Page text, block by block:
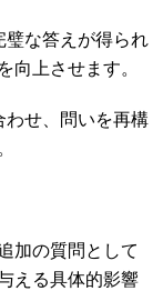
璧な答えが得られ
向上させます。
わせ、問いを再構
加の質問として
える具体的影響